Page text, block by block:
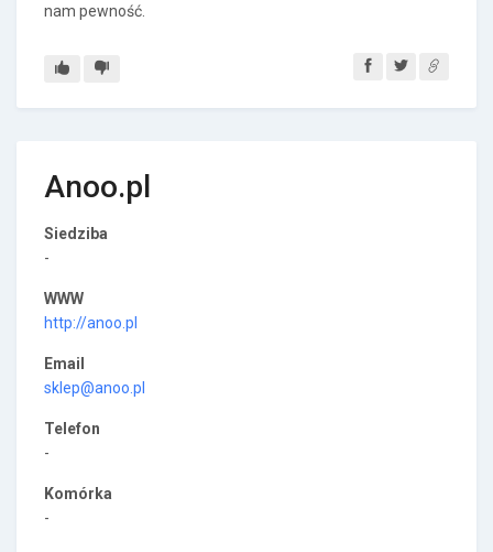
nam pewność.
Anoo.pl
Siedziba
-
WWW
http://anoo.pl
Email
sklep@anoo.pl
Telefon
-
Komórka
-